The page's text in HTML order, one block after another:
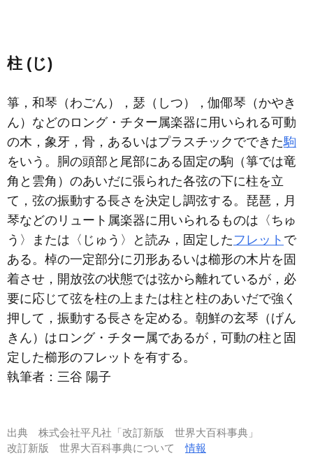
柱 (じ)
箏，和琴（わごん），瑟（しつ），伽倻琴（かやき
ん）などのロング・チター属楽器に用いられる可動
の木，象牙，骨，あるいはプラスチックでできた駒
をいう。胴の頭部と尾部にある固定の駒（箏では竜
角と雲角）のあいだに張られた各弦の下に柱を立
て，弦の振動する長さを決定し調弦する。琵琶，月
琴などのリュート属楽器に用いられるものは〈ちゅ
う〉または〈じゅう〉と読み，固定した フレット で
ある。棹の一定部分に刃形あるいは櫛形の木片を固
着させ，開放弦の状態では弦から離れているが，必
要に応じて弦を柱の上または柱と柱のあいだで強く
押して，振動する長さを定める。朝鮮の玄琴（げん
きん）はロング・チター属であるが，可動の柱と固
定した櫛形のフレットを有する。
執筆者： 三谷 陽子
出典 株式会社平凡社「改訂新版 世界大百科事典」
改訂新版 世界大百科事典について情報